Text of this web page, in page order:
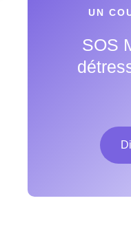
UN
SOS